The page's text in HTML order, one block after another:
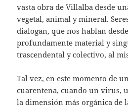
vasta obra de Villalba desde
vegetal, animal y mineral.
dialogan, que nos hablan
profundamente material y
trascendental y colectivo, al
Tal vez, en este momento de
cuarentena, cuando un virus,
la dimensión más orgánica de